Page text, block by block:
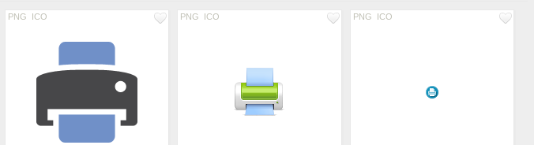
PNG ICO PNG ICO PNG ICO